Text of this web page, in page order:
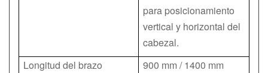
para posicionamiento
vertical y horizontal del
cabezal.
Longitud del brazo
900 mm / 1400 mm